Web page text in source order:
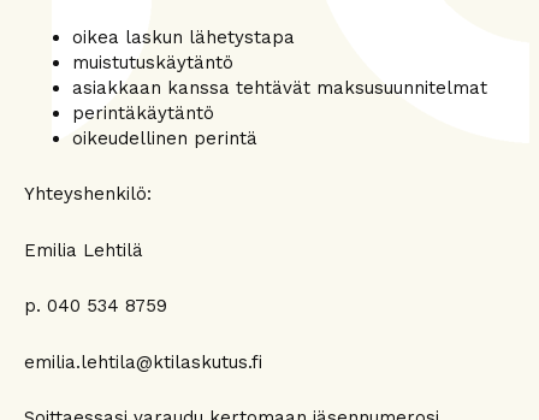
oikea laskun lähetystapa
muistutuskäytäntö
asiakkaan kanssa tehtävät maksusuunnitelmat
perintäkäytäntö
oikeudellinen perintä
Yhteyshenkilö:
Emilia Lehtilä
p. 040 534 8759
emilia.lehtila@ktilaskutus.fi